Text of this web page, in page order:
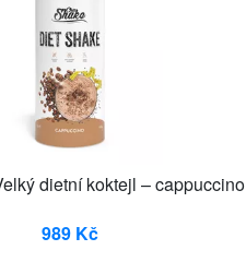
dietní koktejl – cappuccino
989 Kč